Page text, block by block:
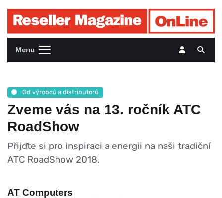
Menu
Od výrobců a distributorů
Zveme vás na 13. ročník ATC
RoadShow
Přijďte si pro inspiraci a energii na naši tradiční
ATC RoadShow 2018.
AT Computers